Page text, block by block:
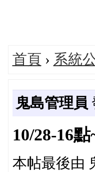
首頁 › 系統
鬼島管理員
10/28-16
本帖最後由